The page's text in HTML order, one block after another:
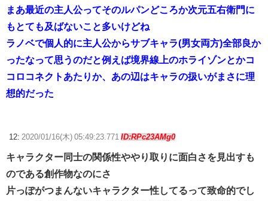
まあ最近の主人公ってそのルパンどころか次元五右衛門に
もとても及ばないこと多いけどね
ラノベで個人的に主人公からサブキャラ(男女両方)全部良か
ったなって思うのだと例えば境界線上のホライゾンとかコ
コロコネクトあたりか、あの辺はキャラの扱いがまさに理
想的だった
12: 2020/01/16(木) 05:49:23.771 ID:RPc23AMg0
キャラクター同士の関係性ややり取りに面白さを見出すも
のである創作物なのにさ
片っぽがつまんないキャラクター性してるって致命的でし